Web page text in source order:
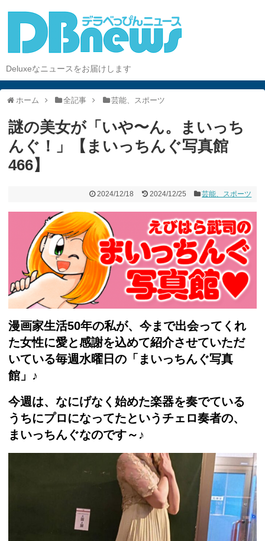
Deluxeなニュースをお届けします
ホーム 全記事 芸能、スポーツ
謎の美女が「いや〜ん。まいっち
んぐ！」【まいっちんぐ写真館
466】
2024/12/18 2024/12/25 芸能、スポーツ
漫画家生活50年の私が、今まで出会ってくれ
た女性に愛と感謝を込めて紹介させていただ
いている毎週水曜日の「まいっちんぐ写真
館」♪
今週は、なにげなく始めた楽器を奏でている
うちにプロになってたというチェロ奏者の、
まいっちんぐなのです～♪